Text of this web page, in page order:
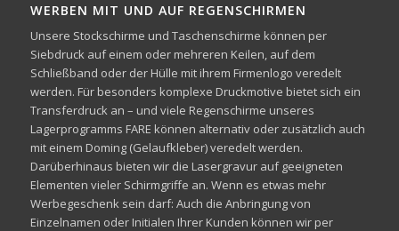
WERBEN MIT UND AUF REGENSCHIRMEN
Unsere Stockschirme und Taschenschirme können per
Siebdruck auf einem oder mehreren Keilen, auf dem
Schließband oder der Hülle mit ihrem Firmenlogo veredelt
werden. Für besonders komplexe Druckmotive bietet sich ein
Transferdruck an – und viele Regenschirme unseres
Lagerprogramms FARE können alternativ oder zusätzlich auch
mit einem Doming (Gelaufkleber) veredelt werden.
Darüberhinaus bieten wir die Lasergravur auf geeigneten
Elementen vieler Schirmgriffe an. Wenn es etwas mehr
Werbegeschenk sein darf: Auch die Anbringung von
Einzelnamen oder Initialen Ihrer Kunden können wir per